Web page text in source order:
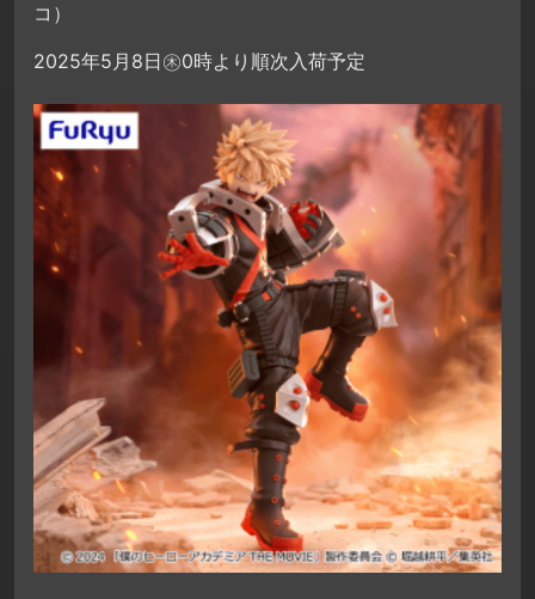
コ）
2025年5月8日㊍0時より順次入荷予定